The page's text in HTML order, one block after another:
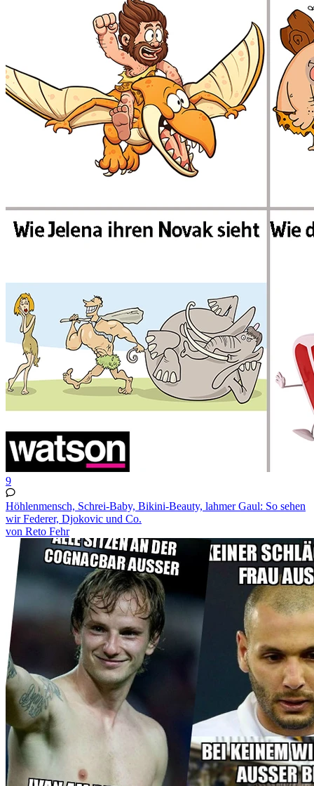
9
Höhlenmensch, Schrei-Baby, Bikini-Beauty, lahmer Gaul: So sehen
wir Federer, Djokovic und Co.
von Reto Fehr